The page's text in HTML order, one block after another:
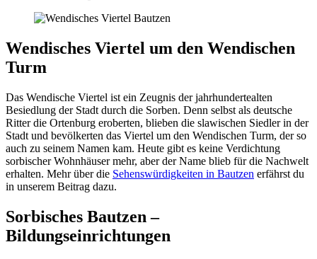
Wendisches Viertel um den Wendischen
Turm
Das Wendische Viertel ist ein Zeugnis der jahrhundertealten
Besiedlung der Stadt durch die Sorben. Denn selbst als deutsche
Ritter die Ortenburg eroberten, blieben die slawischen Siedler in der
Stadt und bevölkerten das Viertel um den Wendischen Turm, der so
auch zu seinem Namen kam. Heute gibt es keine Verdichtung
sorbischer Wohnhäuser mehr, aber der Name blieb für die Nachwelt
erhalten. Mehr über die Sehenswürdigkeiten in Bautzen erfährst du
in unserem Beitrag dazu.
Sorbisches Bautzen –
Bildungseinrichtungen